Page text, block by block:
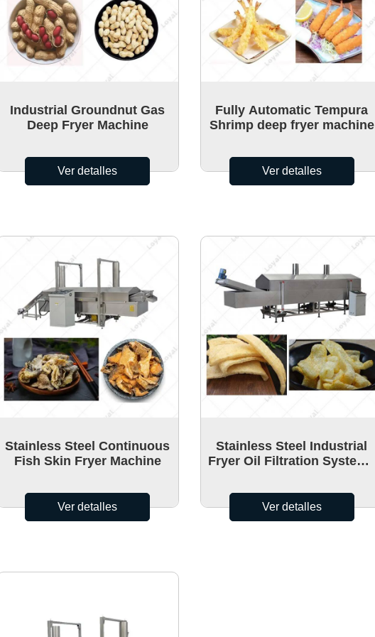
Industrial Groundnut Gas
Deep Fryer Machine
Ver detalles
Fully Automatic Tempura
Shrimp deep fryer machine
Ver detalles
Stainless Steel Continuous
Fish Skin Fryer Machine
Ver detalles
Stainless Steel Industrial
Fryer Oil Filtration Systems
Ver detalles